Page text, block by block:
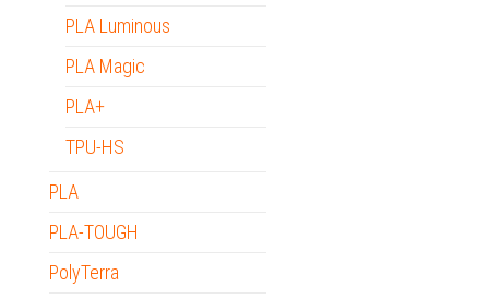
PLA Luminous
PLA Magic
PLA+
TPU-HS
PLA
PLA-TOUGH
PolyTerra